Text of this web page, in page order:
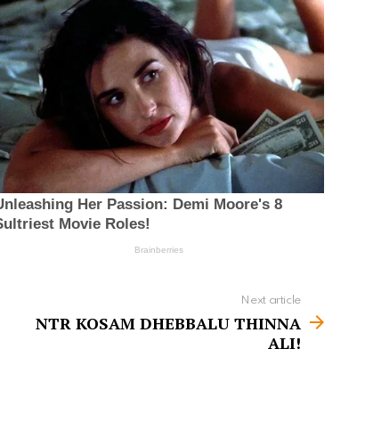
Next article
NTR KOSAM DHEBBALU THINNA
ALI!